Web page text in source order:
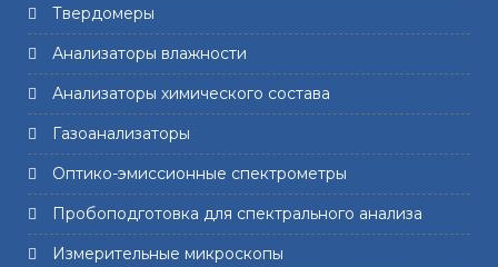
Твердомеры
Анализаторы влажности
Анализаторы химического состава
Газоанализаторы
Оптико-эмиссионные спектрометры
Пробоподготовка для спектрального анализа
Измерительные микроскопы